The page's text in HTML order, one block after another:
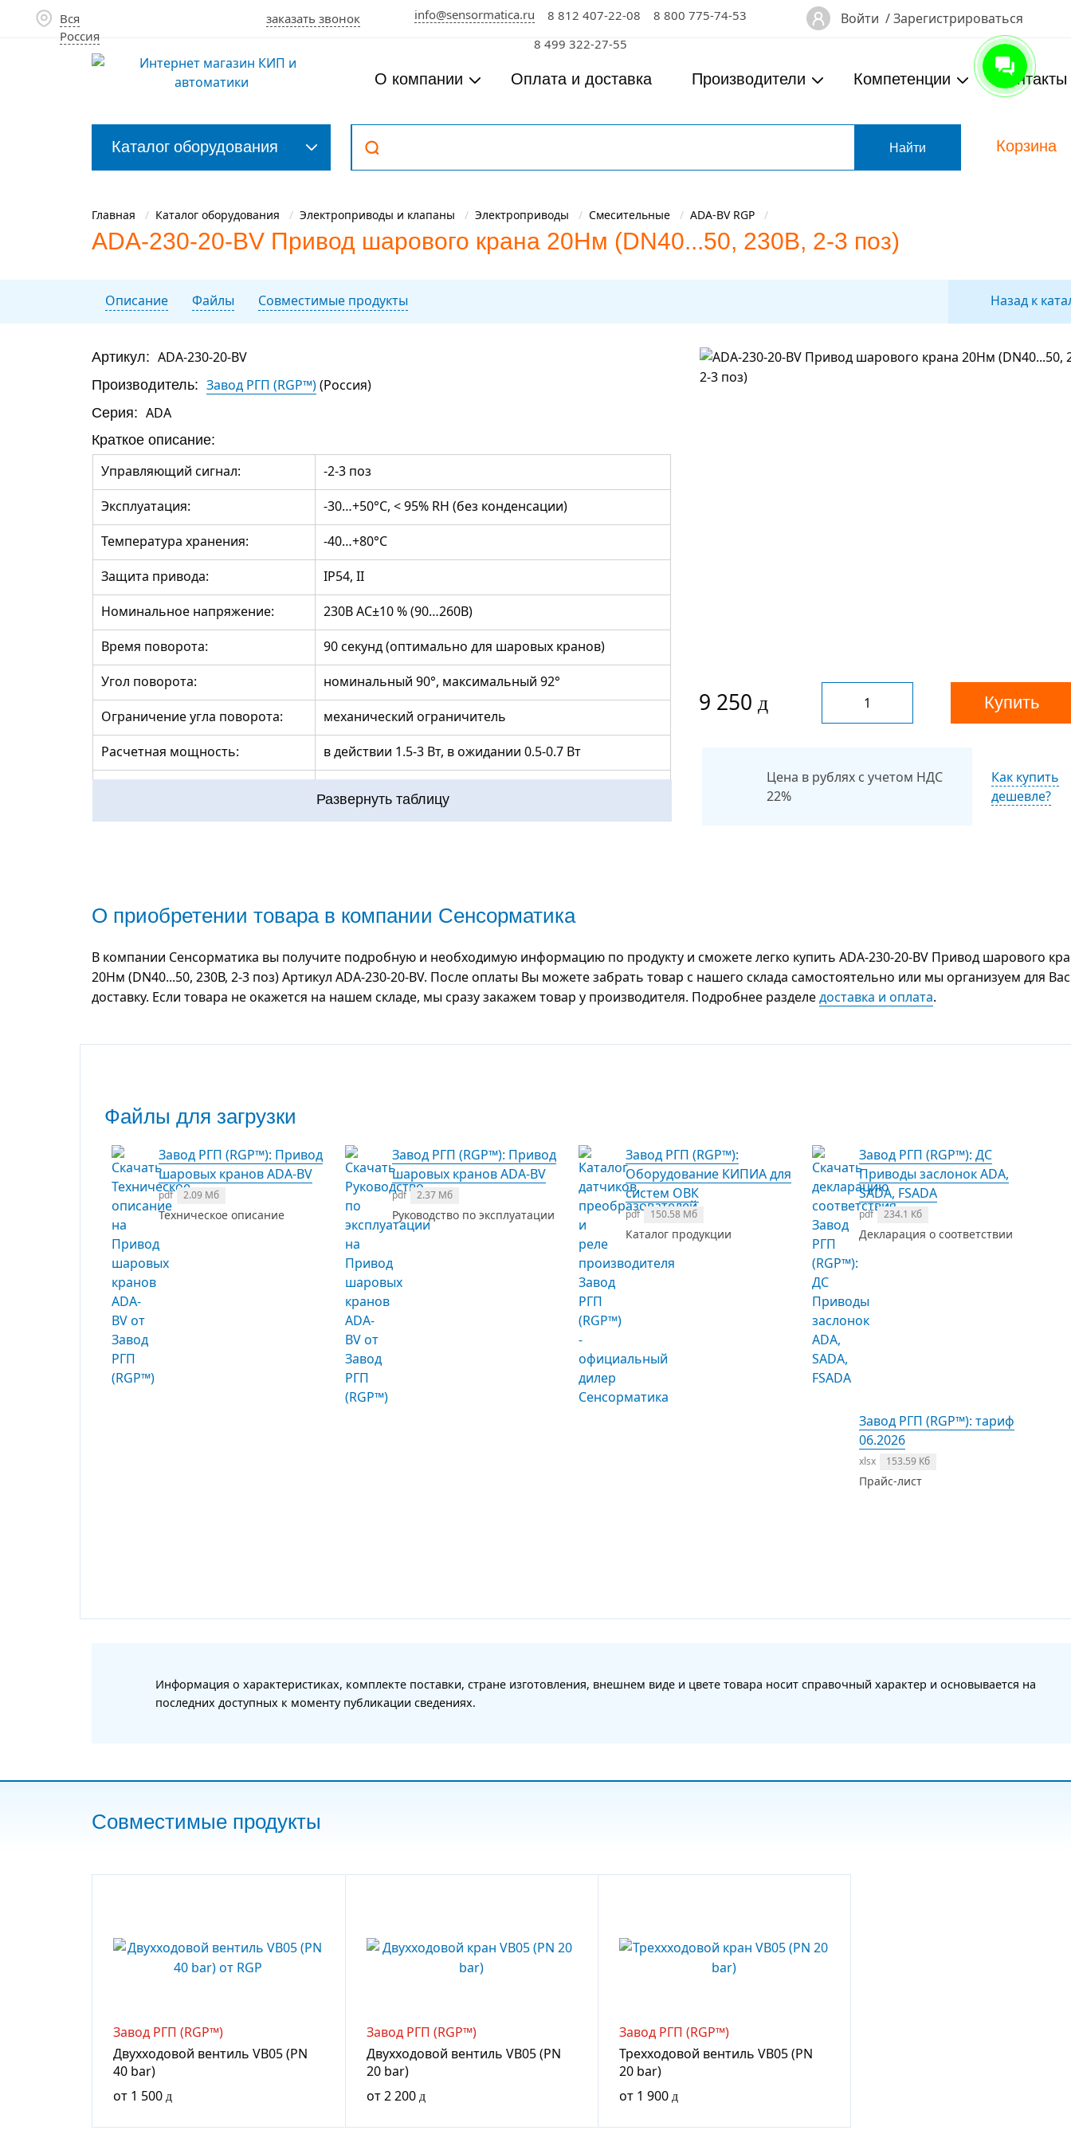
Вся
Россия
заказать звонок info@sensormatica.ru 8 812 407-22-08
8 800 775-74-53
8 499 322-27-55
Войти /Зарегистрироваться
О компании Оплата и доставка Производители Компетенции Контакты
Каталог оборудования Корзина
Главная Каталог оборудования Электроприводы и клапаны Электроприводы Смесительные ADA-BV RGP
ADA-230-20-BV Привод шарового крана 20Нм (DN40...50, 230В, 2-3 поз)
Описание Файлы Совместимые продукты Назад к
9 250 Купить
Цена в рублях с учетом НДС
22%
Как купить
дешевле?
Артикул: ADA-230-20-BV
Производитель: Завод РГП (RGP™)(Россия)
Серия: ADA
Краткое описание:
Управляющий сигнал:
-2-3 поз
Эксплуатация:
-30…+50°C, < 95% RH (без конденсации)
Температура хранения:
-40…+80°C
Защита привода:
IP54, II
Номинальное напряжение:
230B AC±10 % (90…260В)
Время поворота:
90 секунд (оптимально для шаровых кранов)
Угол поворота:
номинальный 90°, максимальный 92°
Ограничение угла поворота:
механический ограничитель
Расчетная мощность:
в действии 1.5-3 Вт, в ожидании 0.5-0.7 Вт
Настройки:
сервисный режим, направление вращения
Материалы:
пластик, металл, нержавеющая сталь
Подключение:
кабель длиной 1 м, 3(4) x 0.75 мм²
Комплектность:
привод, ограничитель, переходник, ручка, винт
Развернуть таблицу
О приобретении товара в компании Сенсорматика
В компании Сенсорматика вы получите подробную и необходимую информацию по продукту и сможете легко купить ADA-230-20-BV Привод шарового
20Нм (DN40...50, 230В, 2-3 поз) Артикул ADA-230-20-BV. После оплаты Вы можете забрать товар с нашего склада самостоятельно или мы организуем для Вас
доставку. Если товара не окажется на нашем складе, мы сразу закажем товар у производителя. Подробнее разделедоставка и оплата.
Файлы для загрузки
Завод РГП (RGP™): Привод
шаровых кранов ADA-BV
pdf 2.09 Мб
Техническое описание
Завод РГП (RGP™): Привод
шаровых кранов ADA-BV
pdf 2.37 Мб
Руководство по эксплуатации
Завод РГП (RGP™):
Оборудование КИПИА для
систем ОВК
pdf 150.58 Мб
Каталог продукции
Завод РГП (RGP™): ДС
Приводы заслонок ADA,
SADA, FSADA
pdf 234.1 Кб
Декларация о соответствии
Завод РГП (RGP™): тариф
06.2026
xlsx 153.59 Кб
Прайс-лист
Информация о характеристиках, комплекте поставки, стране изготовления, внешнем виде и цвете товара носит справочный характер и основывается на
последних доступных к моменту публикации сведениях.
Совместимые продукты
Завод РГП (RGP™)
Двухходовой вентиль VB05 (PN
40 bar)
от 1 500
Завод РГП (RGP™)
Двухходовой вентиль VB05 (PN
20 bar)
от 2 200
Завод РГП (RGP™)
Трехходовой вентиль VB05 (PN
20 bar)
от 1 900